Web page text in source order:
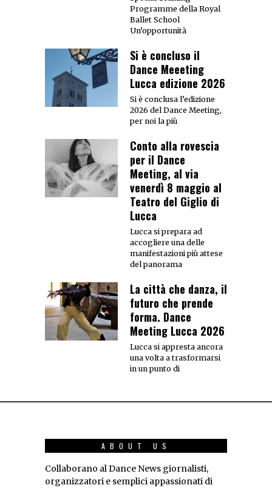
Programme della Royal
Ballet School
Un’opportunità
Si è concluso il
Dance Meeeting
Lucca edizione 2026
Si è conclusa l’edizione
2026 del Dance Meeting,
per noi la più
Conto alla rovescia
per il Dance
Meeting, al via
venerdì 8 maggio al
Teatro del Giglio di
Lucca
Lucca si prepara ad
accogliere una delle
manifestazioni più attese
del panorama
La città che danza, il
futuro che prende
forma. Dance
Meeting Lucca 2026
Lucca si appresta ancora
una volta a trasformarsi
in un punto di
ABOUT US
Collaborano al Dance News giornalisti,
organizzatori e semplici appassionati di